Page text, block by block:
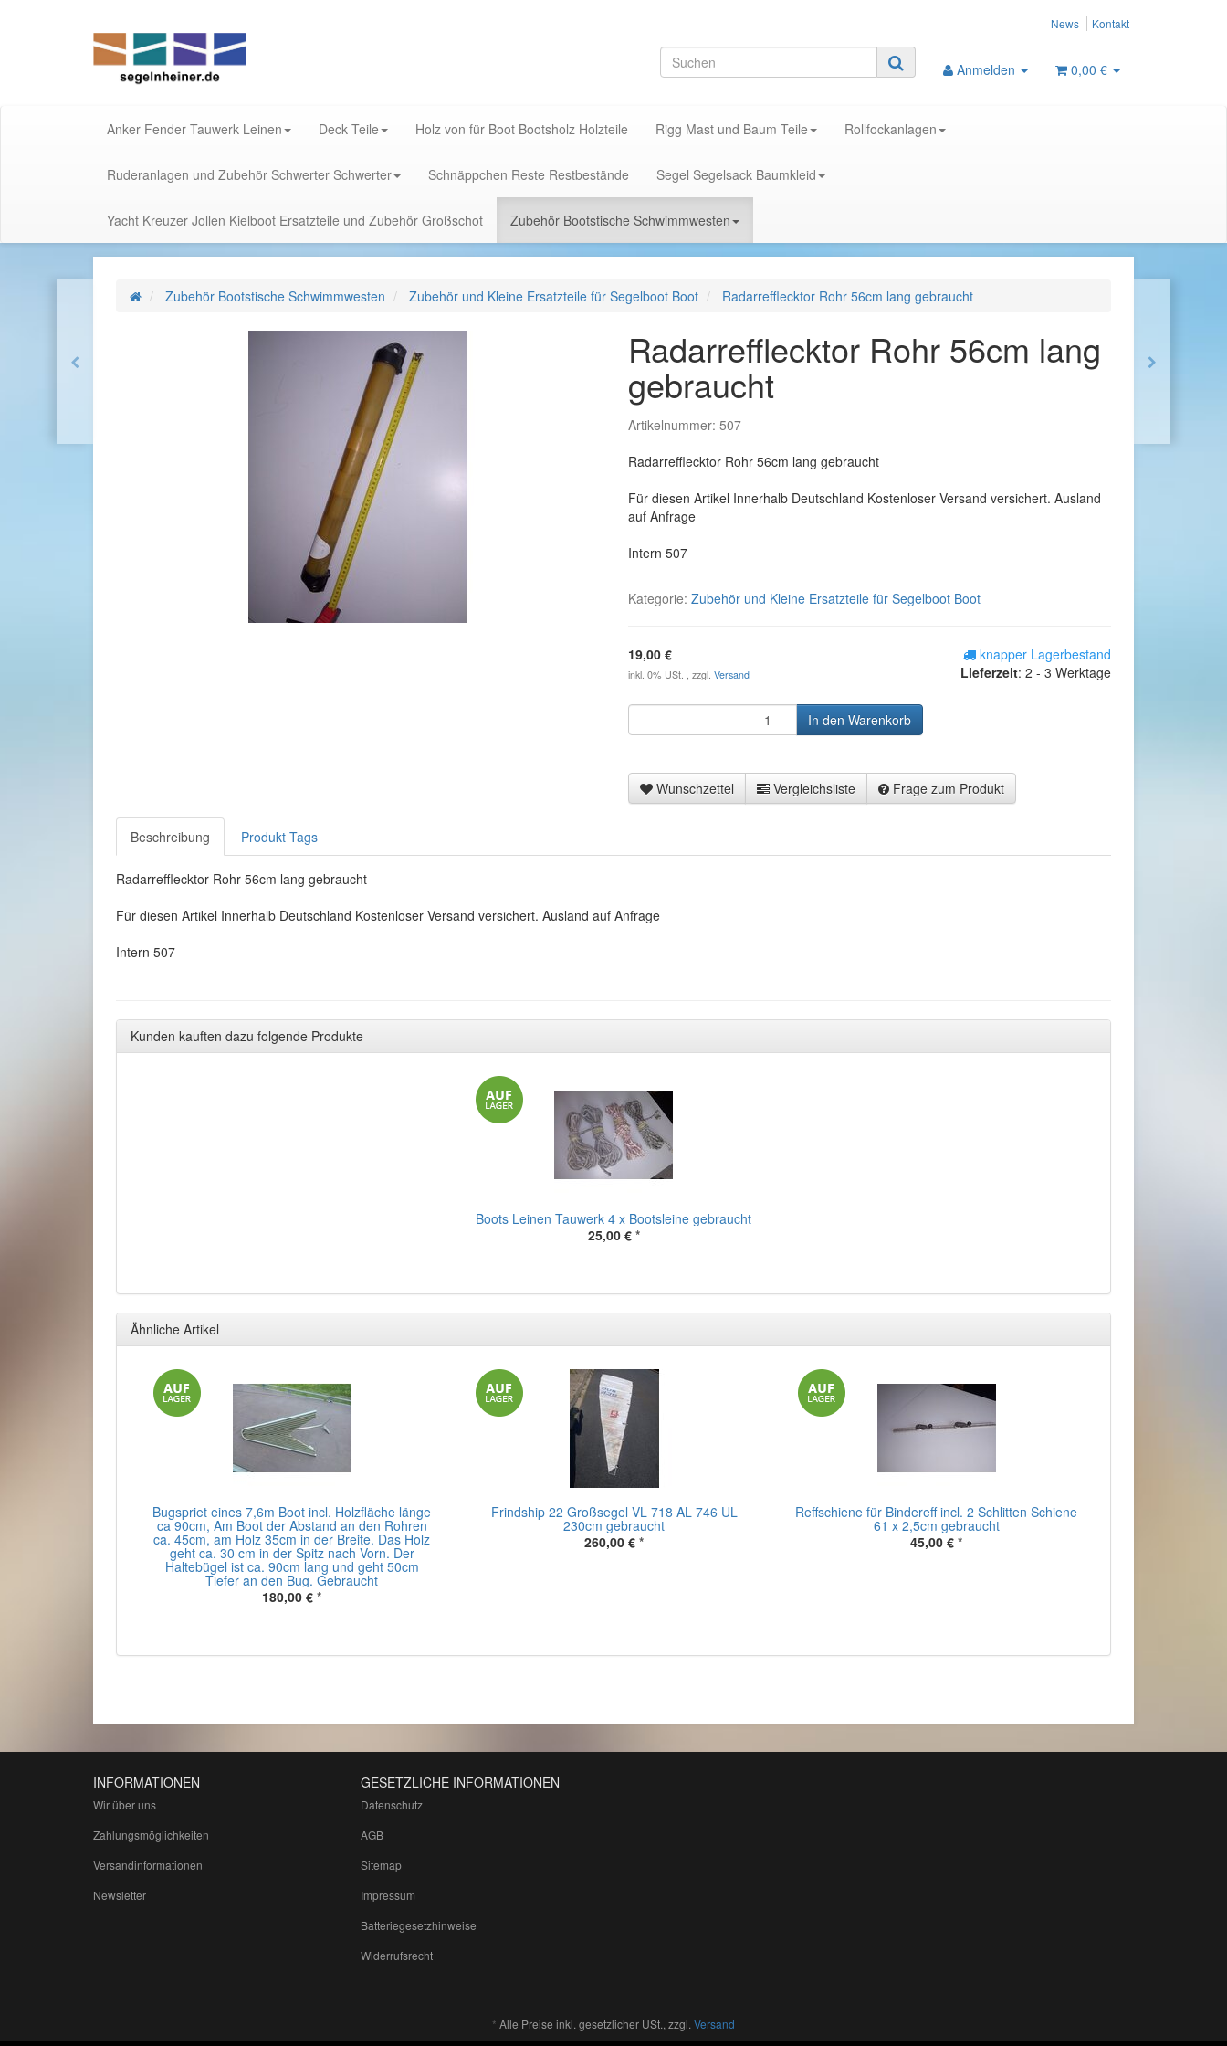
News Kontakt
Anmelden 0,00 €
Anker Fender Tauwerk Leinen Deck Teile Holz von für Boot Bootsholz Holzteile Rigg Mast und Baum Teile Rollfockanlagen
Ruderanlagen und Zubehör Schwerter Schwerter Schnäppchen Reste Restbestände Segel Segelsack Baumkleid
Yacht Kreuzer Jollen Kielboot Ersatzteile und Zubehör Großschot Zubehör Bootstische Schwimmwesten
Zubehör Bootstische Schwimmwesten Zubehör und Kleine Ersatzteile für Segelboot Boot Radarrefflecktor Rohr 56cm lang gebraucht
Radarrefflecktor Rohr 56cm lang
gebraucht
Artikelnummer: 507
Radarrefflecktor Rohr 56cm lang gebraucht
Für diesen Artikel Innerhalb Deutschland Kostenloser Versand versichert. Ausland
auf Anfrage
Intern 507
Kategorie: Zubehör und Kleine Ersatzteile für Segelboot Boot
19,00 €
inkl. 0% USt. , zzgl. Versand
knapper Lagerbestand
Lieferzeit: 2 - 3 Werktage
In den Warenkorb
Wunschzettel Vergleichsliste Frage zum Produkt
Beschreibung Produkt Tags
Radarrefflecktor Rohr 56cm lang gebraucht
Für diesen Artikel Innerhalb Deutschland Kostenloser Versand versichert. Ausland auf Anfrage
Intern 507
Kunden kauften dazu folgende Produkte
Boots Leinen Tauwerk 4 x Bootsleine gebraucht
25,00 € *
Ähnliche Artikel
Bugspriet eines 7,6m Boot incl. Holzfläche länge
ca 90cm, Am Boot der Abstand an den Rohren
ca. 45cm, am Holz 35cm in der Breite. Das Holz
geht ca. 30 cm in der Spitz nach Vorn. Der
Haltebügel ist ca. 90cm lang und geht 50cm
Tiefer an den Bug. Gebraucht
180,00 € *
Frindship 22 Großsegel VL 718 AL 746 UL
230cm gebraucht
260,00 € *
Reffschiene für Bindereff incl. 2 Schlitten Schiene
61 x 2,5cm gebraucht
45,00 € *
INFORMATIONEN
Wir über uns
Zahlungsmöglichkeiten
Versandinformationen
Newsletter
GESETZLICHE INFORMATIONEN
Datenschutz
AGB
Sitemap
Impressum
Batteriegesetzhinweise
Widerrufsrecht
* Alle Preise inkl. gesetzlicher USt., zzgl. Versand